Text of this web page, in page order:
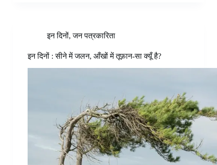
इन दिनों,जन पत्रकारिता
इन दिनों : सीने में जलन, आँखों में तूफ़ान-सा क्यूँ है?